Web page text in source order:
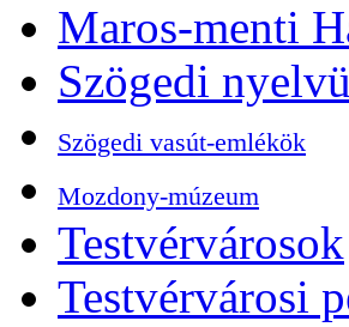
Maros-menti
Szögedi
Szögedi vasút-emlékök
Mozdony-múzeum
Testvérvárosok
Testvérvárosi